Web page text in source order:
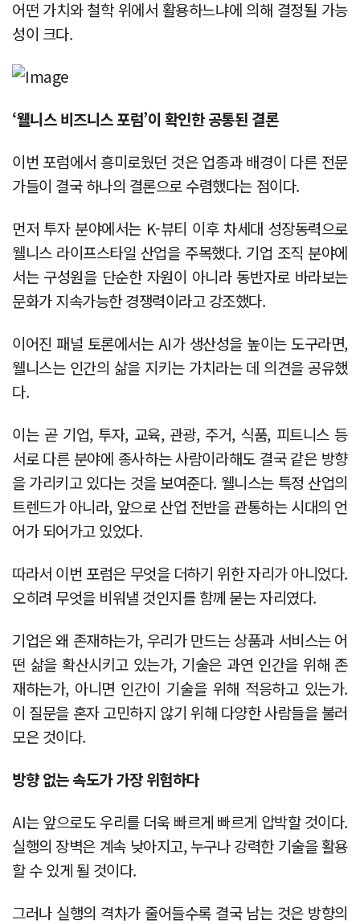
어떤 가치와 철학 위에서 활용하느냐에 의해 결정될 가능
성이 크다.
‘웰니스 비즈니스 포럼’이 확인한 공통된 결론
이번 포럼에서 흥미로웠던 것은 업종과 배경이 다른 전문
가들이 결국 하나의 결론으로 수렴했다는 점이다.
먼저 투자 분야에서는 K-뷰티 이후 차세대 성장동력으로
웰니스 라이프스타일 산업을 주목했다. 기업 조직 분야에
서는 구성원을 단순한 자원이 아니라 동반자로 바라보는
문화가 지속가능한 경쟁력이라고 강조했다.
이어진 패널 토론에서는 AI가 생산성을 높이는 도구라면,
웰니스는 인간의 삶을 지키는 가치라는 데 의견을 공유했
다.
이는 곧 기업, 투자, 교육, 관광, 주거, 식품, 피트니스 등
서로 다른 분야에 종사하는 사람이라해도 결국 같은 방향
을 가리키고 있다는 것을 보여준다. 웰니스는 특정 산업의
트렌드가 아니라, 앞으로 산업 전반을 관통하는 시대의 언
어가 되어가고 있었다.
따라서 이번 포럼은 무엇을 더하기 위한 자리가 아니었다.
오히려 무엇을 비워낼 것인지를 함께 묻는 자리였다.
기업은 왜 존재하는가, 우리가 만드는 상품과 서비스는 어
떤 삶을 확산시키고 있는가, 기술은 과연 인간을 위해 존
재하는가, 아니면 인간이 기술을 위해 적응하고 있는가.
이 질문을 혼자 고민하지 않기 위해 다양한 사람들을 불러
모은 것이다.
방향 없는 속도가 가장 위험하다
AI는 앞으로도 우리를 더욱 빠르게 빠르게 압박할 것이다.
실행의 장벽은 계속 낮아지고, 누구나 강력한 기술을 활용
할 수 있게 될 것이다.
그러나 실행의 격차가 줄어들수록 결국 남는 것은 방향의